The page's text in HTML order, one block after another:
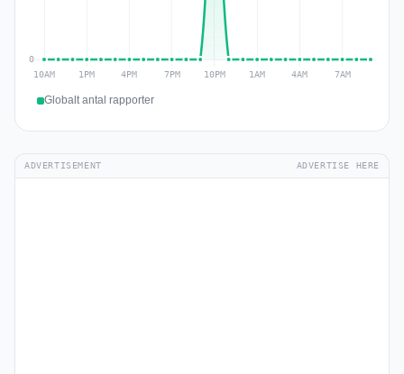
Globalt antal rapporter
ADVERTISEMENT ADVERTISE HERE